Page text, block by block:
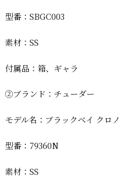
型番：SBGC003
素材：SS
付属品：箱、ギャラ
②ブランド：チューダー
モデル名：ブラックベイ クロノ
型番：79360N
素材：SS